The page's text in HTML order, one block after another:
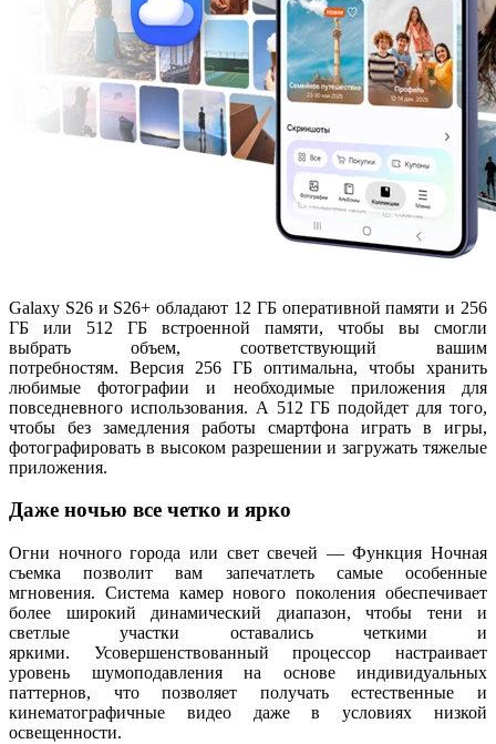
Galaxy S26 и S26+ обладают 12 ГБ оперативной памяти и 256
ГБ или 512 ГБ встроенной памяти, чтобы вы смогли
выбрать объем, соответствующий вашим
потребностям. Версия 256 ГБ оптимальна, чтобы хранить
любимые фотографии и необходимые приложения для
повседневного использования. А 512 ГБ подойдет для того,
чтобы без замедления работы смартфона играть в игры,
фотографировать в высоком разрешении и загружать тяжелые
приложения.
Даже ночью все четко и ярко
Огни ночного города или свет свечей — Функция Ночная
съемка позволит вам запечатлеть самые особенные
мгновения. Система камер нового поколения обеспечивает
более широкий динамический диапазон, чтобы тени и
светлые участки оставались четкими и
яркими. Усовершенствованный процессор настраивает
уровень шумоподавления на основе индивидуальных
паттернов, что позволяет получать естественные и
кинематографичные видео даже в условиях низкой
освещенности.